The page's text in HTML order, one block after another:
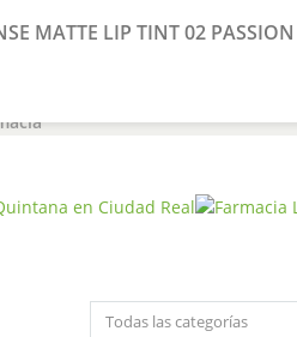
MATTE LIP TINT 02 PASSION